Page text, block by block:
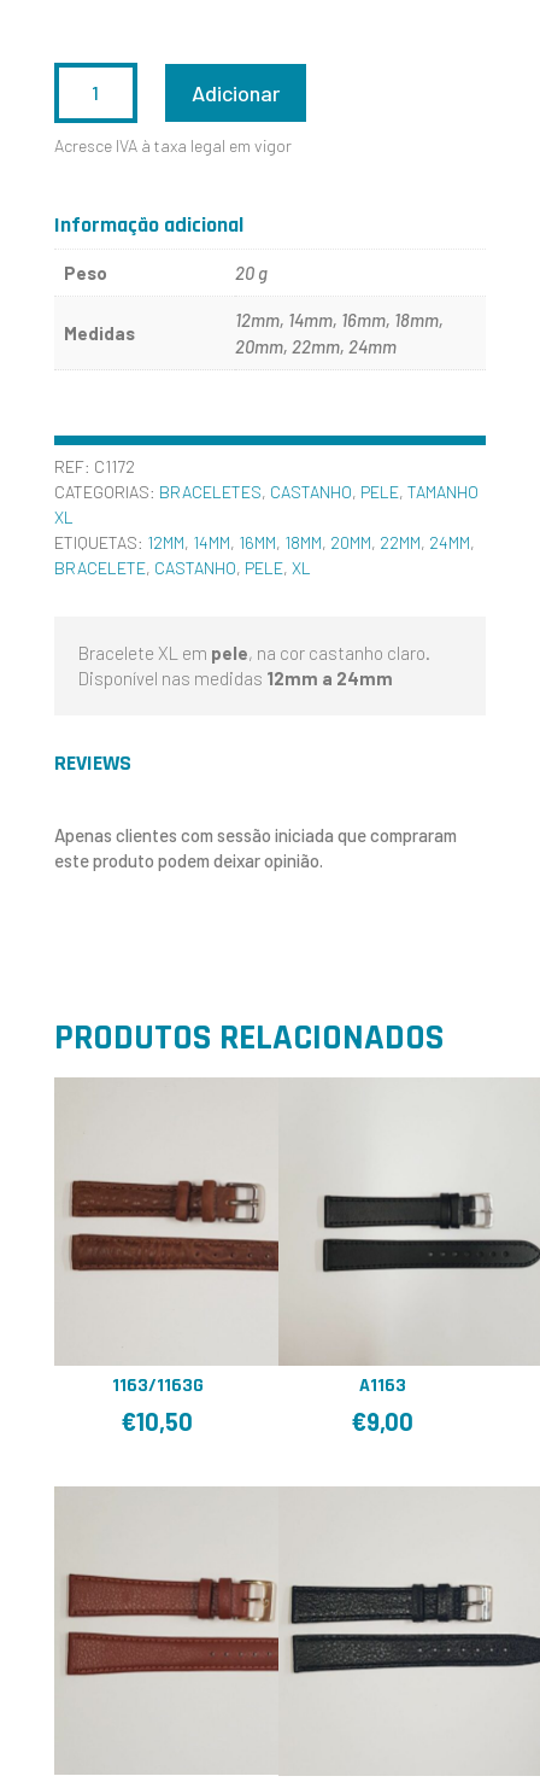
DE
Adicionar
Acresce IVA à taxa legal em vigor
Informação adicional
Peso 20 g
Medidas
12mm, 14mm, 16mm, 18mm,
20mm, 22mm, 24mm
REF: C1172
CATEGORIAS: BRACELETES, CASTANHO, PELE, TAMANHO
XL
ETIQUETAS: 12MM, 14MM, 16MM, 18MM, 20MM, 22MM, 24MM,
BRACELETE, CASTANHO, PELE, XL
Bracelete XL em pele, na cor castanho claro.
Disponível nas medidas 12mm a 24mm
REVIEWS
Apenas clientes com sessão iniciada que compraram
este produto podem deixar opinião.
PRODUTOS RELACIONADOS
1163/1163G
€10,50
A1163
€9,00